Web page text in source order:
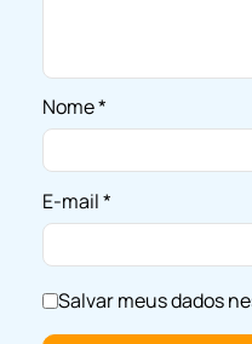
Nome*
E-mail*
Salvar meus dados